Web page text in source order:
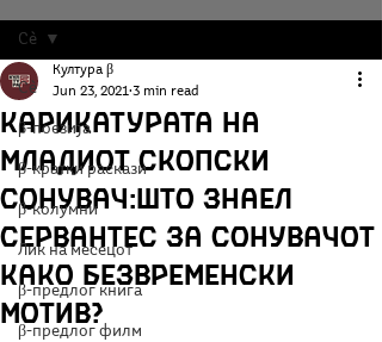
Сè
β-поезија
β-кратки раскази
β-колумни
Лик на месецот
β-предлог книга
β-предлог филм
Сè
Карикатурата на
младиот скопски
сонувач:Што знаел
Сервантес за сонувачот
како безвременски
мотив?
Култура β
Jun 23, 2021 3 min read